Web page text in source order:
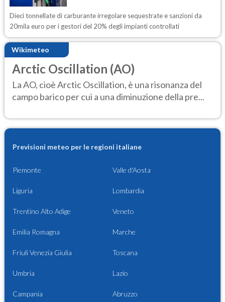
Dieci tonnellate di carburante irregolare sequestrate e sanzioni da
20mila euro per i gestori del 20% degli impianti controllati
Wikimeteo
Arctic Oscillation (AO)
La AO, cioè Arctic Oscillation, è una risonanza del
campo barico per cui a una diminuzione della pre...
Previsioni meteo per le regioni italiane
Piemonte Valle d'Aosta
Liguria Lombardia
Trentino Alto Adige Veneto
Emilia Romagna Marche
Friuli Venezia Giulia Toscana
Umbria Lazio
Campania Abruzzo